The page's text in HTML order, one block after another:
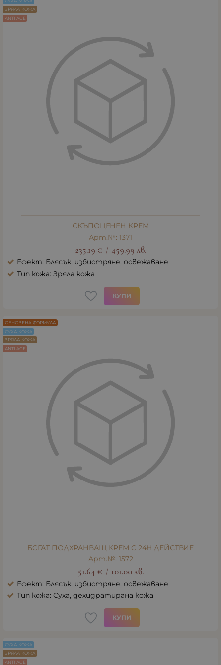
СКЪПОЦЕНЕН КРЕМ
Арт.№: 1371
235.19 € / 459.99 лв.
Ефект: Блясък, избистряне, освежаване
Тип кожа: Зряла кожа
КУПИ
ЗРЯЛА КОЖА
ANTI AGE
БОГАТ ПОДХРАНВАЩ КРЕМ С 24H ДЕЙСТВИЕ
Арт.№: 1572
51.64 € / 101.00 лв.
Ефект: Блясък, избистряне, освежаване
Тип кожа: Суха, дехидратирана кожа
КУПИ
ОБНОВЕНА ФОРМУЛА
СУХА КОЖА
ЗРЯЛА КОЖА
ANTI AGE
СУХА КОЖА
ЗРЯЛА КОЖА
ANTI AGE